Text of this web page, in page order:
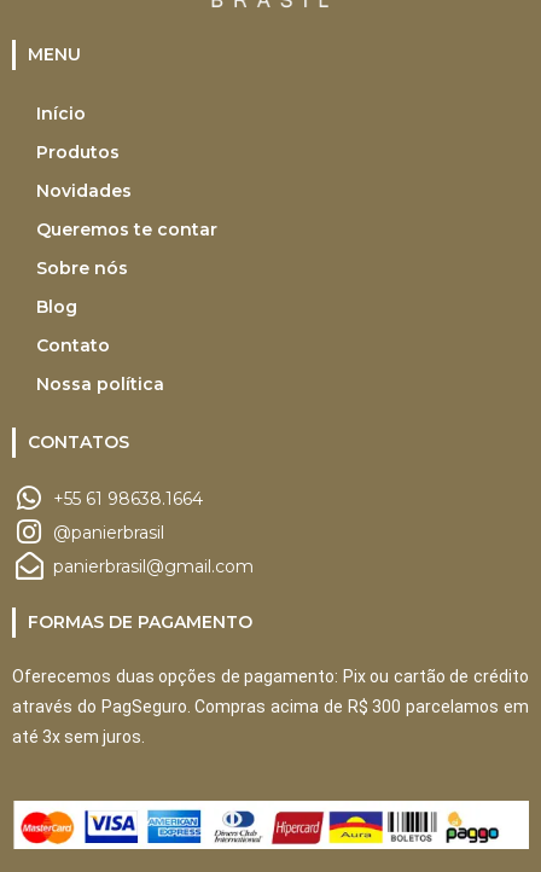
MENU
Início
Produtos
Novidades
Queremos te contar
Sobre nós
Blog
Contato
Nossa política
CONTATOS
+55 61 98638.1664
@panierbrasil
panierbrasil@gmail.com
FORMAS DE PAGAMENTO
Oferecemos duas opções de pagamento: Pix ou cartão de crédito
através do PagSeguro. Compras acima de R$ 300 parcelamos em
até 3x sem juros.